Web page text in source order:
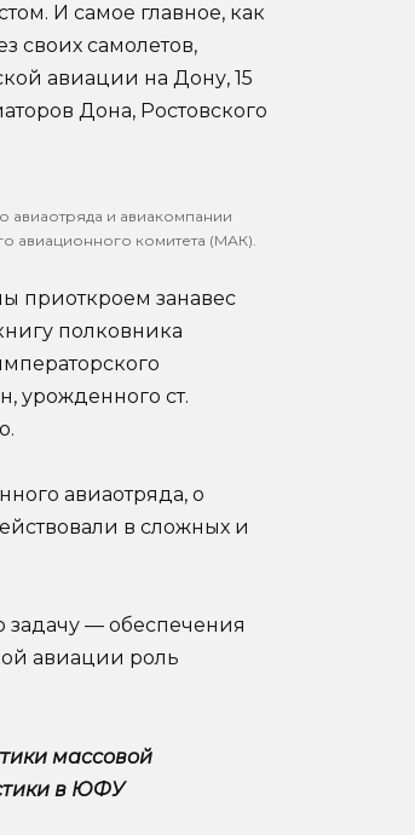
И самое главное, как
своих самолетов,
авиации на Дону, 15
Дона, Ростовского
авиаотряда и авиакомпании
авиационного комитета (МАК).
приоткроем занавес
полковника
урожденного ст.
авиаотряда, о
в сложных и
— обеспечения
авиации роль
массовой
в ЮФУ